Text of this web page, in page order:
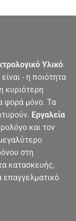
Υλικό.
- η ποιότητα
κυριότερη
φορά μόνο. Τα
Εργαλεία
και τον
στη
κατασκευής,
επαγγελματικό